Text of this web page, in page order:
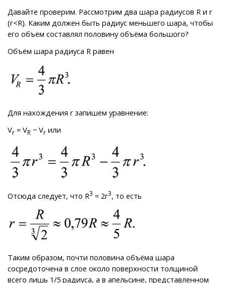
Давайте проверим. Рассмотрим два шара радиусов R и r
(r<R). Каким должен быть радиус меньшего шара, чтобы
его объём составлял половину объёма большого?
Объём шара радиуса R равен
Для нахождения r запишем уравнение:
Vr = VR − Vr или
Отсюда следует, что R3 = 2r3, то есть
Таким образом, почти половина объёма шара
сосредоточена в слое около поверхности толщиной
всего лишь 1/5 радиуса, а в апельсине, представленном